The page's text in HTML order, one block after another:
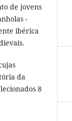
de jovens
-
ibérica
da
8